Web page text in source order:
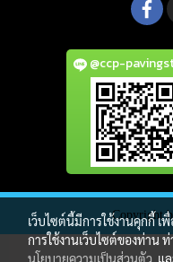
@ccp-
Copyright
เว็บไซต์นี้มีการใช้งานคุกกี้
การใช้งานเว็บไซต์ของท่าน
นโยบายความเป็นส่วนตัว แ